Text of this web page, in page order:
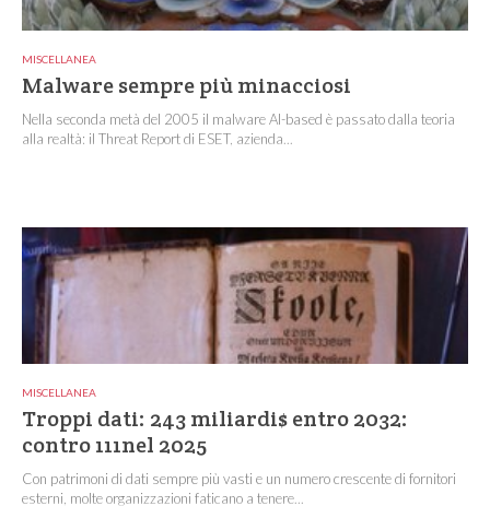
MISCELLANEA
Malware sempre più minacciosi
Nella seconda metà del 2005 il malware AI-based è passato dalla teoria
alla realtà: il Threat Report di ESET, azienda...
MISCELLANEA
Troppi dati: 243 miliardi$ entro 2032:
contro 111nel 2025
Con patrimoni di dati sempre più vasti e un numero crescente di fornitori
esterni, molte organizzazioni faticano a tenere...